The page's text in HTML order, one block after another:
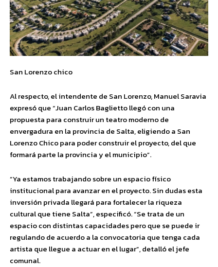
San Lorenzo chico
Al respecto, el intendente de San Lorenzo, Manuel Saravia
expresó que “Juan Carlos Baglietto llegó con una
propuesta para construir un teatro moderno de
envergadura en la provincia de Salta, eligiendo a San
Lorenzo Chico para poder construir el proyecto, del que
formará parte la provincia y el municipio”.
“Ya estamos trabajando sobre un espacio físico
institucional para avanzar en el proyecto. Sin dudas esta
inversión privada llegará para fortalecer la riqueza
cultural que tiene Salta”, especificó. “Se trata de un
espacio con distintas capacidades pero que se puede ir
regulando de acuerdo a la convocatoria que tenga cada
artista que llegue a actuar en el lugar”, detalló el jefe
comunal.